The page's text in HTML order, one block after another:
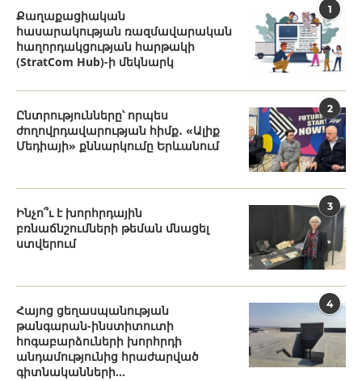
1
Քաղաքացիական
հասարակության ռազմավարական
հաղորդակցության հարթակի
(StratCom Hub)-ի մեկնարկ
2
Ընտրությունները՝ որպես
ժողովրդավարության հիմք․ «Ալիք
Մեդիայի» քննարկումը Երևանում
3
Ինչո՞ւ է խորհրդային
բռնաճնշումների թեման մնացել
ստվերում
4
Հայոց ցեղասպանության
թանգարան-ինստիտուտի
հոգաբարձուների խորհրդի
անդամությունից հրաժարված
գիտնականների...